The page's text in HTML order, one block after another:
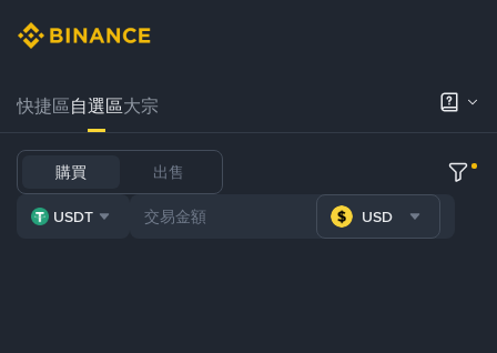
快捷區自選區大宗
購買 出售
USDT USD